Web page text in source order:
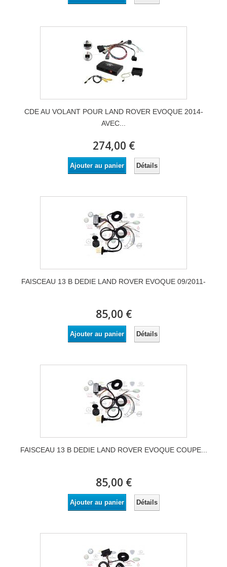
CDE AU VOLANT POUR LAND ROVER EVOQUE 2014-
AVEC...
274,00 €
Ajouter au panier Détails
FAISCEAU 13 B DEDIE LAND ROVER EVOQUE 09/2011-
85,00 €
Ajouter au panier Détails
FAISCEAU 13 B DEDIE LAND ROVER EVOQUE COUPE...
85,00 €
Ajouter au panier Détails